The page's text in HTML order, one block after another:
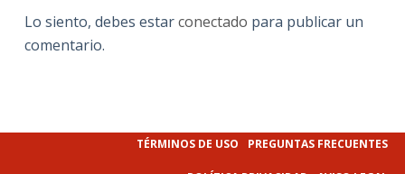
Lo siento, debes estarconectado para publicar un
comentario.
TÉRMINOS DE USO PREGUNTAS FRECUENTES